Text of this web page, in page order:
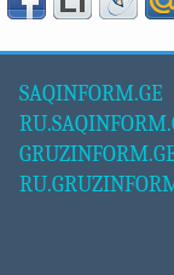
SAQINFORM.GE